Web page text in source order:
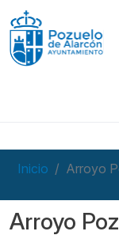
Pasar al contenido
Inicio Arroyo
Arroyo